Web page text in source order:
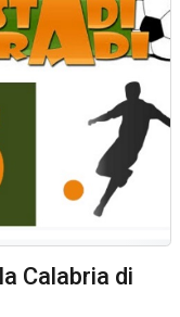
Calabria di